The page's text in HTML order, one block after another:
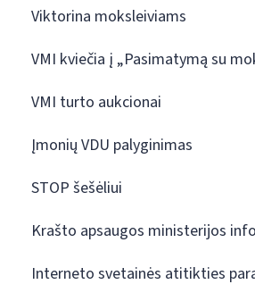
Viktorina moksleiviams
VMI kviečia į „Pasimatymą su
VMI turto aukcionai
Įmonių VDU palyginimas
STOP šešėliui
Krašto apsaugos ministerijos
Interneto svetainės atitikties